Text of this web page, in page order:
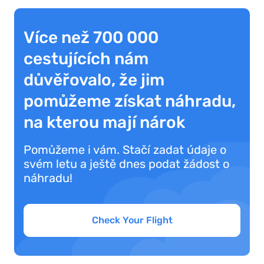
Více než 700 000
cestujících nám
důvěřovalo, že jim
pomůžeme získat náhradu,
na kterou mají nárok
Pomůžeme i vám. Stačí zadat údaje o
svém letu a ještě dnes podat žádost o
náhradu!
Check Your Flight